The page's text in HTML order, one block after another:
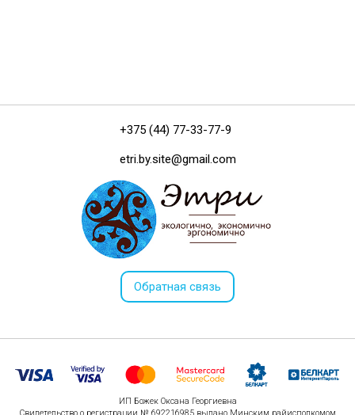
+375 (44) 77-33-77-9
etri.by.site@gmail.com
Обратная связь
ИП Божек Оксана Георгиевна